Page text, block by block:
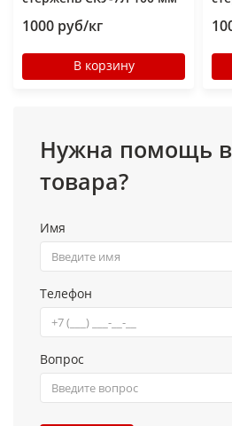
1000 руб/кг
В корзину
Нужна помощь
товара?
Имя
Телефон
Вопрос